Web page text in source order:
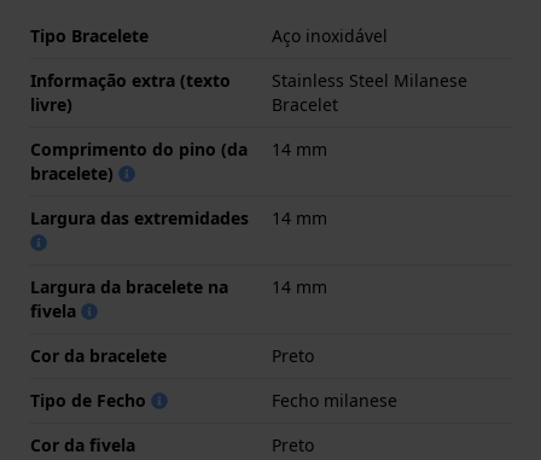
Tipo Bracelete
Aço inoxidável
Informação extra (texto
livre)
Stainless Steel Milanese
Bracelet
Comprimento do pino (da
bracelete)
14 mm
Largura das extremidades 14 mm
Largura da bracelete na
fivela
14 mm
Cor da bracelete
Preto
Tipo de Fecho
Fecho milanese
Cor da fivela
Preto